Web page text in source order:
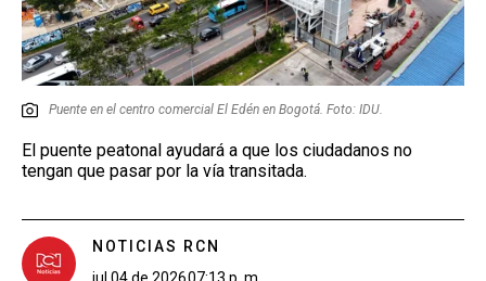
Puente en el centro comercial El Edén en Bogotá. Foto: IDU.
El puente peatonal ayudará a que los ciudadanos no
tengan que pasar por la vía transitada.
NOTICIAS RCN
jul 04 de 202607:13 p. m.